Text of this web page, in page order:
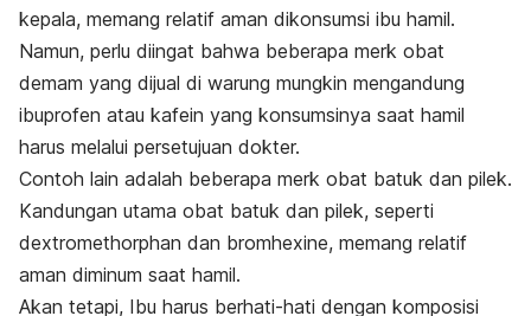
kepala, memang relatif aman dikonsumsi ibu hamil.
Namun, perlu diingat bahwa beberapa merk obat
demam yang dijual di warung mungkin mengandung
ibuprofen atau kafein yang konsumsinya saat hamil
harus melalui persetujuan dokter.
Contoh lain adalah beberapa merk obat batuk dan pilek.
Kandungan utama obat batuk dan pilek, seperti
dextromethorphan dan bromhexine, memang relatif
aman diminum saat hamil.
Akan tetapi, Ibu harus berhati-hati dengan komposisi